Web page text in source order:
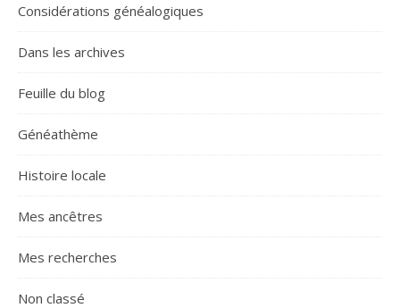
Considérations généalogiques
Dans les archives
Feuille du blog
Généathème
Histoire locale
Mes ancêtres
Mes recherches
Non classé